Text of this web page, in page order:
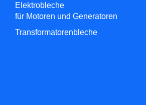
Elektrobleche
für Motoren und Generatoren
Transformatorenbleche